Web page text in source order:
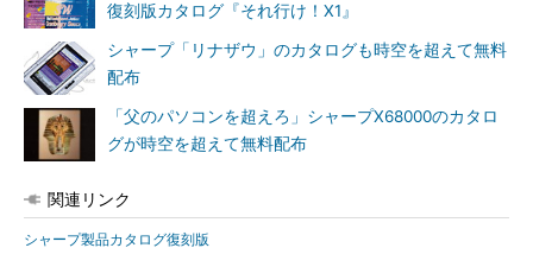
復刻版カタログ『それ行け！X1』
シャープ「リナザウ」のカタログも時空を超えて無料
配布
「父のパソコンを超えろ」シャープX68000のカタロ
グが時空を超えて無料配布
関連リンク
シャープ製品カタログ復刻版